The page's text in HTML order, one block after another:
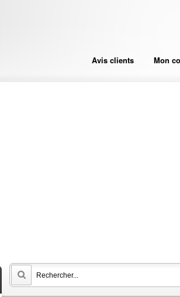
Avis clients Mon